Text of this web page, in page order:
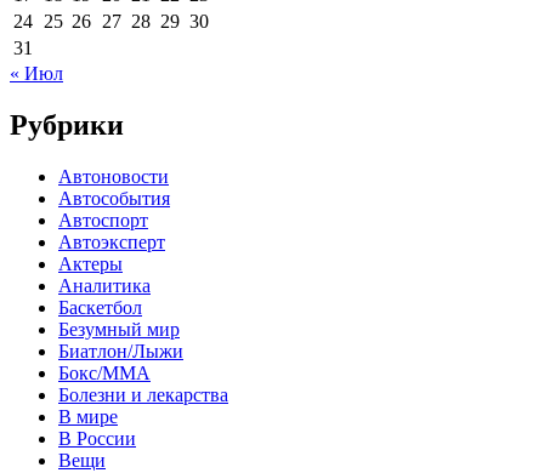
24 25 26 27 28 29 30
31
« Июл
Рубрики
Автоновости
Автособытия
Автоспорт
Автоэксперт
Актеры
Аналитика
Баскетбол
Безумный мир
Биатлон/Лыжи
Бокс/MMA
Болезни и лекарства
В мире
В России
Вещи